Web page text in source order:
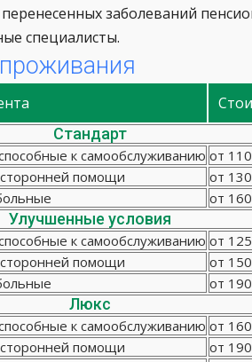
заболеваний
специалисты.
Стандарт
к самообслуживанию от
помощи
от
от
Улучшенные условия
к самообслуживанию от
помощи
от
от
Люкс
к самообслуживанию от
помощи
от